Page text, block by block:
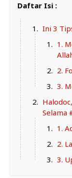
Jalan&Jajan
TeknOto
Soal Uang
Sudut Rumah
Blog&Write
Zona Curcol
Ngobrolin Film
Ini 3
1.
2.
3.
Selama
1.
2.
3.